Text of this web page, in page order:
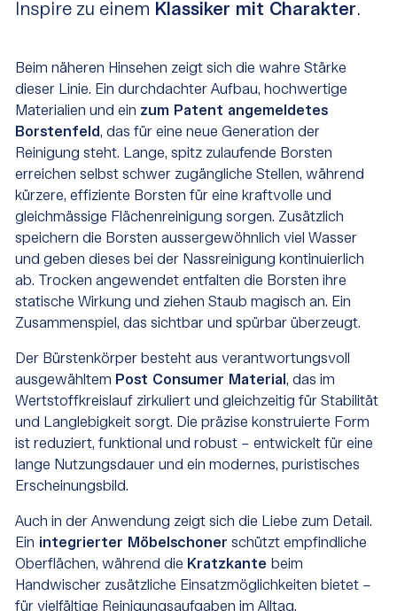
Inspire zu einem Klassiker mit Charakter.
Beim näheren Hinsehen zeigt sich die wahre Stärke
dieser Linie. Ein durchdachter Aufbau, hochwertige
Materialien und ein zum Patent angemeldetes
Borstenfeld, das für eine neue Generation der
Reinigung steht. Lange, spitz zulaufende Borsten
erreichen selbst schwer zugängliche Stellen, während
kürzere, effiziente Borsten für eine kraftvolle und
gleichmässige Flächenreinigung sorgen. Zusätzlich
speichern die Borsten aussergewöhnlich viel Wasser
und geben dieses bei der Nassreinigung kontinuierlich
ab. Trocken angewendet entfalten die Borsten ihre
statische Wirkung und ziehen Staub magisch an. Ein
Zusammenspiel, das sichtbar und spürbar überzeugt.
Der Bürstenkörper besteht aus verantwortungsvoll
ausgewähltem Post Consumer Material, das im
Wertstoffkreislauf zirkuliert und gleichzeitig für Stabilität
und Langlebigkeit sorgt. Die präzise konstruierte Form
ist reduziert, funktional und robust – entwickelt für eine
lange Nutzungsdauer und ein modernes, puristisches
Erscheinungsbild.
Auch in der Anwendung zeigt sich die Liebe zum Detail.
Ein integrierter Möbelschoner schützt empfindliche
Oberflächen, während die Kratzkante beim
Handwischer zusätzliche Einsatzmöglichkeiten bietet –
für vielfältige Reinigungsaufgaben im Alltag.